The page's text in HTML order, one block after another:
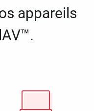
appareils